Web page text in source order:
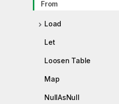
From
Load
Let
Loosen Table
Map
NullAsNull